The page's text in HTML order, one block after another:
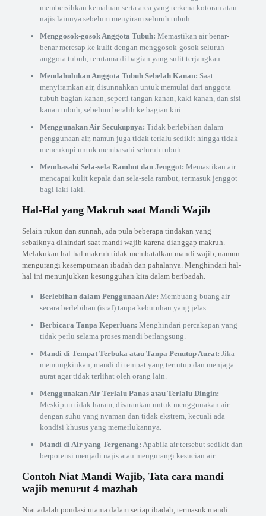
membersihkan kemaluan serta area yang terkena kotoran atau
najis lainnya sebelum menyiram seluruh tubuh.
Menggosok-gosok Anggota Tubuh: Memastikan air benar-
benar meresap ke kulit dengan menggosok-gosok seluruh
anggota tubuh, terutama di bagian yang sulit terjangkau.
Mendahulukan Anggota Tubuh Sebelah Kanan: Saat
menyiramkan air, disunnahkan untuk memulai dari anggota
tubuh bagian kanan, seperti tangan kanan, kaki kanan, dan sisi
kanan tubuh, sebelum beralih ke bagian kiri.
Menggunakan Air Secukupnya: Tidak berlebihan dalam
penggunaan air, namun juga tidak terlalu sedikit hingga tidak
mencukupi untuk membasahi seluruh tubuh.
Membasahi Sela-sela Rambut dan Jenggot: Memastikan air
mencapai kulit kepala dan sela-sela rambut, termasuk jenggot
bagi laki-laki.
Hal-Hal yang Makruh saat Mandi Wajib
Selain rukun dan sunnah, ada pula beberapa tindakan yang
sebaiknya dihindari saat mandi wajib karena dianggap makruh.
Melakukan hal-hal makruh tidak membatalkan mandi wajib, namun
mengurangi kesempurnaan ibadah dan pahalanya. Menghindari hal-
hal ini menunjukkan kesungguhan kita dalam beribadah.
Berlebihan dalam Penggunaan Air: Membuang-buang air
secara berlebihan (israf) tanpa kebutuhan yang jelas.
Berbicara Tanpa Keperluan: Menghindari percakapan yang
tidak perlu selama proses mandi berlangsung.
Mandi di Tempat Terbuka atau Tanpa Penutup Aurat: Jika
memungkinkan, mandi di tempat yang tertutup dan menjaga
aurat agar tidak terlihat oleh orang lain.
Menggunakan Air Terlalu Panas atau Terlalu Dingin:
Meskipun tidak haram, disarankan untuk menggunakan air
dengan suhu yang nyaman dan tidak ekstrem, kecuali ada
kondisi khusus yang memerlukannya.
Mandi di Air yang Tergenang: Apabila air tersebut sedikit dan
berpotensi menjadi najis atau mengurangi kesucian air.
Contoh Niat Mandi Wajib, Tata cara mandi
wajib menurut 4 mazhab
Niat adalah pondasi utama dalam setiap ibadah, termasuk mandi